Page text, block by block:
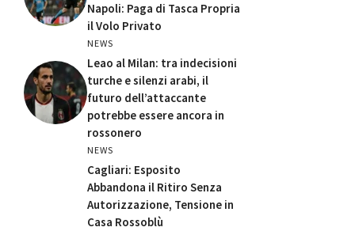
Napoli: Paga di Tasca Propria
il Volo Privato
NEWS
Leao al Milan: tra indecisioni
turche e silenzi arabi, il
futuro dell’attaccante
potrebbe essere ancora in
rossonero
NEWS
Cagliari: Esposito
Abbandona il Ritiro Senza
Autorizzazione, Tensione in
Casa Rossoblù